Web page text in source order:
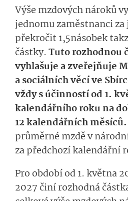
Výše mzdových nároků
jednomu zaměstnanci
překročit 1,5násobek
částky. Tuto rozhodnou
vyhlašuje a zveřejňuje
a sociálních věcí ve
vždy s účinností od 1.
kalendářního roku na
12 kalendářních měsíců.
průměrné mzdě v
za předchozí kalendářní
Pro období od 1. května
2027 činí rozhodná